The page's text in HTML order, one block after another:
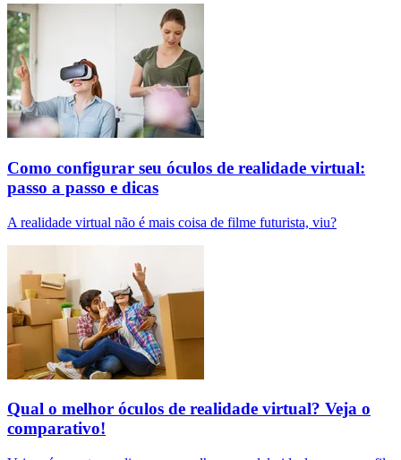
Como configurar seu óculos de realidade virtual:
passo a passo e dicas
A realidade virtual não é mais coisa de filme futurista, viu?
Qual o melhor óculos de realidade virtual? Veja o
comparativo!